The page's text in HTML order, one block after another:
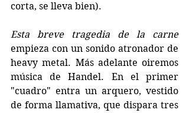
corta, se lleva bien).
Esta breve tragedia de la carne
empieza con un sonido atronador de
heavy metal. Más adelante oiremos
música de Handel. En el primer
"cuadro" entra un arquero, vestido
de forma llamativa, que dispara tres